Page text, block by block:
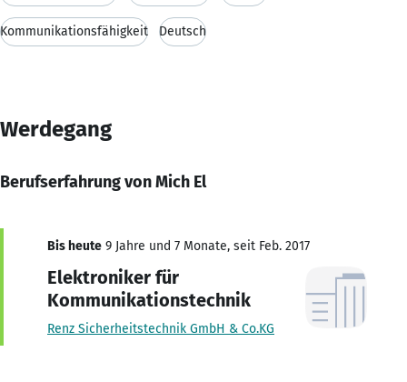
Kommunikationsfähigkeit Deutsch
Werdegang
Berufserfahrung von Mich El
Bis heute 9 Jahre und 7 Monate, seit Feb. 2017
Elektroniker für
Kommunikationstechnik
Renz Sicherheitstechnik GmbH & Co.KG